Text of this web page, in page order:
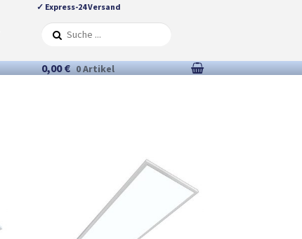
✓ Express-24 Versand
0,00 € 0 Artikel